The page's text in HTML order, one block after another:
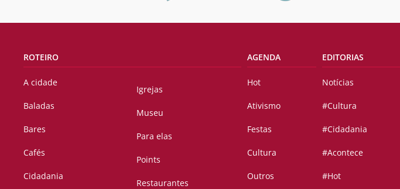
ROTEIRO
A cidade
Baladas
Bares
Cafés
Cidadania
Igrejas
Museu
Para elas
Points
Restaurantes
AGENDA
Hot
Ativismo
Festas
Cultura
Outros
EDITORIAS
Notícias
#Cultura
#Cidadania
#Acontece
#Hot